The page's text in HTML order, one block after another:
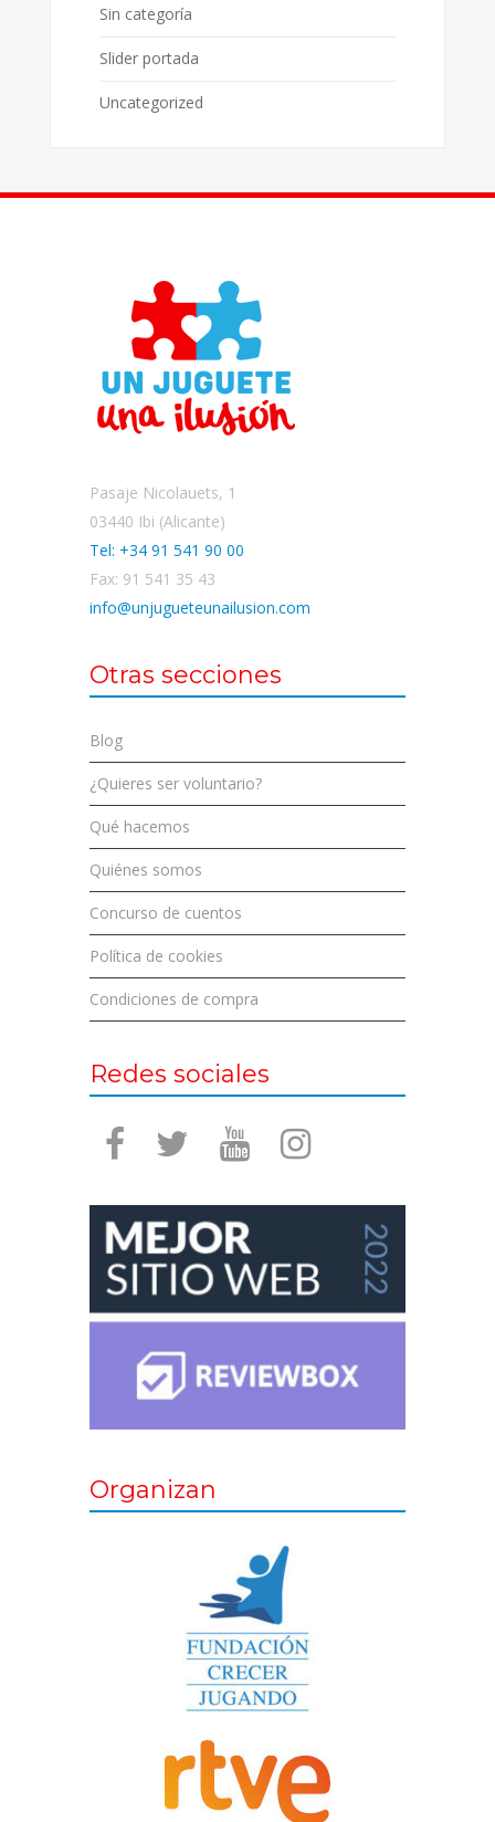
Sin categoría
Slider portada
Uncategorized
Pasaje Nicolauets, 1
03440 Ibi (Alicante)
Tel: +34 91 541 90 00
Fax: 91 541 35 43
info@unjugueteunailusion.com
Otras secciones
Blog
¿Quieres ser voluntario?
Qué hacemos
Quiénes somos
Concurso de cuentos
Política de cookies
Condiciones de compra
Redes sociales
Organizan